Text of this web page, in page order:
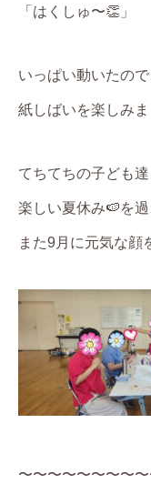
「はくしゅ〜👏」
いっぱい動いたの
紙しばいを楽しみま
てちてちの子ども達
楽しい夏休み🍉を
また9月に元気な顔
〜〜〜〜〜〜〜〜